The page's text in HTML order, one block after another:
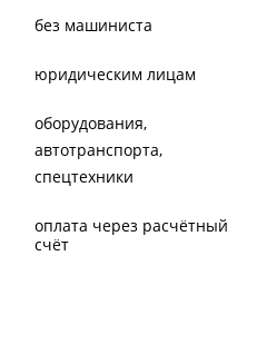
без машиниста
юридическим лицам
оборудования
автотранспорта
спецтехники
оплата через расчётный
счёт